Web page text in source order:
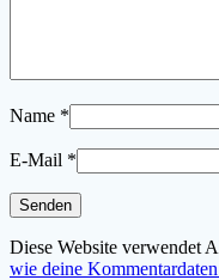
Name *
E-Mail *
Diese Website verwendet
wie deine